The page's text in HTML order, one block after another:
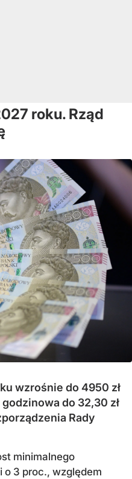
roku. Rząd
wzrośnie do 4950 zł
do 32,30 zł
Rady
minimalnego
o 3 proc., względem